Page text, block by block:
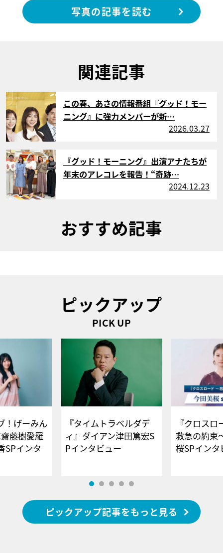
写真の記事を読む
関連記事
サムネイル
この春、あさの情報番組『グッド！モー
ニング』に強力メンバーが新…
2026.03.27
サムネイル
『グッド！モーニング』出演アナたちが
年末のアレコレを報告！“奇跡…
2024.12.23
おすすめ記事
ピックアップ
PICK UP
！げーみん
藤樹愛羅
SPインタ
『タイムトラベルダデ
ィ』ダイアン津田篤宏S
Pインタビュー
『クロス
救急の約束
桜SPイ
ピックアップ記事をもっと見る